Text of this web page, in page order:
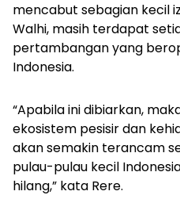
mencabut sebagian kecil
Walhi, masih terdapat
pertambangan yang
Indonesia.
“Apabila ini dibiarkan,
ekosistem pesisir dan
akan semakin terancam
pulau-pulau kecil
hilang,” kata Rere.